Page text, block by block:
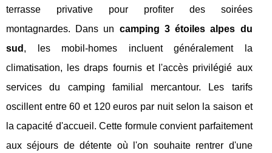
terrasse privative pour profiter des soirées
montagnardes. Dans un camping 3 étoiles alpes du
sud , les mobil-homes incluent généralement la
climatisation, les draps fournis et l'accès privilégié aux
services du camping familial mercantour. Les tarifs
oscillent entre 60 et 120 euros par nuit selon la saison et
la capacité d'accueil. Cette formule convient parfaitement
aux séjours de détente où l'on souhaite rentrer d'une